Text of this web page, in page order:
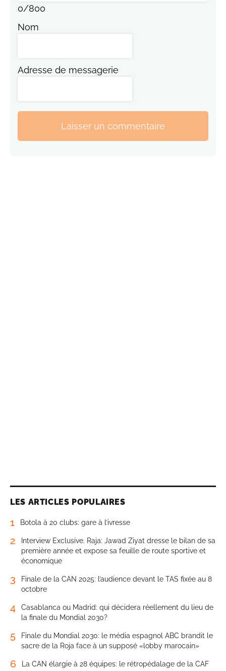
0/800
Nom
Adresse de messagerie
Laisser un commentaire
LES ARTICLES POPULAIRES
1 Botola à 20 clubs: gare à l’ivresse
2
Interview Exclusive. Raja: Jawad Ziyat dresse le bilan de sa
première année et expose sa feuille de route sportive et
économique
3
Finale de la CAN 2025: l’audience devant le TAS fixée au 8
octobre
4
Casablanca ou Madrid: qui décidera réellement du lieu de
la finale du Mondial 2030?
5
Finale du Mondial 2030: le média espagnol ABC brandit le
sacre de la Roja face à un supposé «lobby marocain»
6 La CAN élargie à 28 équipes: le rétropédalage de la CAF